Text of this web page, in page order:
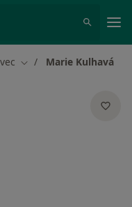
Změna města
Marie Kulhavá